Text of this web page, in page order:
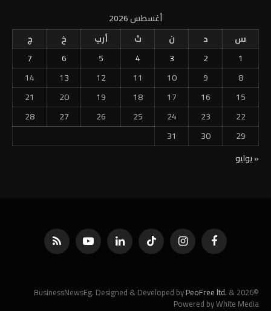
أغسطس 2026
س
د ن ث أرب خ
ج
1
2
3
4
5
6
7
8
9
10
11
12
13
14
15
16
17
18
19
20
21
22
23
24
25
26
27
28
29
30
31
« يوليو
فيسبوك الانستغرامتيكتوك لينكدإن يوتيوب RSS
©2026 BusinessNewsEg. Designed & Developed by
PeoFree ltd. &
Powered by White Media